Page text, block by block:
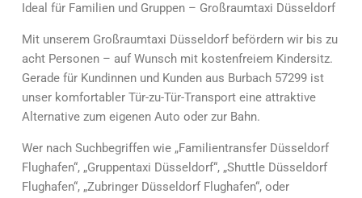
Ideal für Familien und Gruppen – Großraumtaxi Düsseldorf
Mit unserem Großraumtaxi Düsseldorf befördern wir bis zu
acht Personen – auf Wunsch mit kostenfreiem Kindersitz.
Gerade für Kundinnen und Kunden aus Burbach 57299 ist
unser komfortabler Tür-zu-Tür-Transport eine attraktive
Alternative zum eigenen Auto oder zur Bahn.
Wer nach Suchbegriffen wie „Familientransfer Düsseldorf
Flughafen“, „Gruppentaxi Düsseldorf“, „Shuttle Düsseldorf
Flughafen“, „Zubringer Düsseldorf Flughafen“, oder